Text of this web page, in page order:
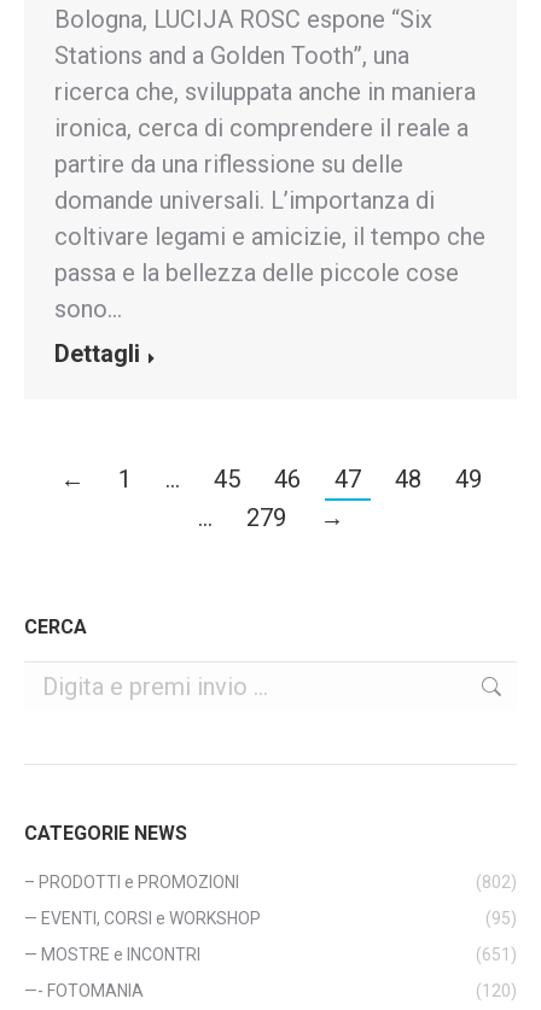
Bologna, LUCIJA ROSC espone “Six
Stations and a Golden Tooth”, una
ricerca che, sviluppata anche in maniera
ironica, cerca di comprendere il reale a
partire da una riflessione su delle
domande universali. L’importanza di
coltivare legami e amicizie, il tempo che
passa e la bellezza delle piccole cose
sono…
Dettagli
← 1 … 45 46 47 48
49
…
279 →
CERCA
Cerca
CATEGORIE NEWS
– PRODOTTI e PROMOZIONI
(802)
— EVENTI, CORSI e WORKSHOP
(95)
— MOSTRE e INCONTRI
(651)
—- FOTOMANIA
(120)